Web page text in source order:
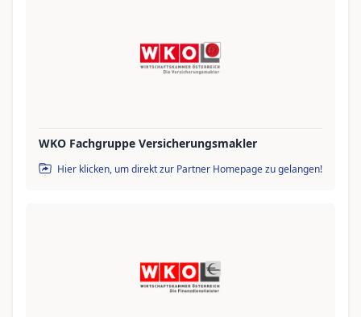
WKO Fachgruppe Versicherungsmakler
Hier klicken, um direkt zur Partner Homepage zu gelangen!